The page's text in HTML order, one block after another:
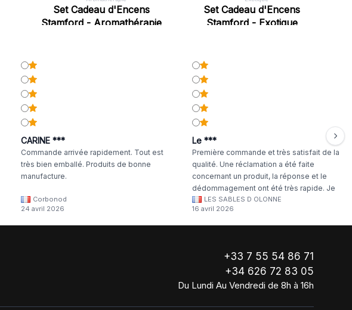
Set Cadeau d'Encens
Stamford - Aromathérapie
Set Cadeau d'Encens
Stamford - Exotique
CARINE ***
Commande arrivée rapidement. Tout est
très bien emballé. Produits de bonne
manufacture.
Corbonod
24 avril 2026
Le ***
Première commande et très satisfait de la
qualité. Une réclamation a été faite
concernant un produit, la réponse et le
dédommagement ont été très rapide. Je
continuerai à commander chez WA Artisan
!
LES SABLES D OLONNE
16 avril 2026
+33 7 55 54 86 71
+34 626 72 83 05
Du Lundi Au Vendredi de 8h à 16h